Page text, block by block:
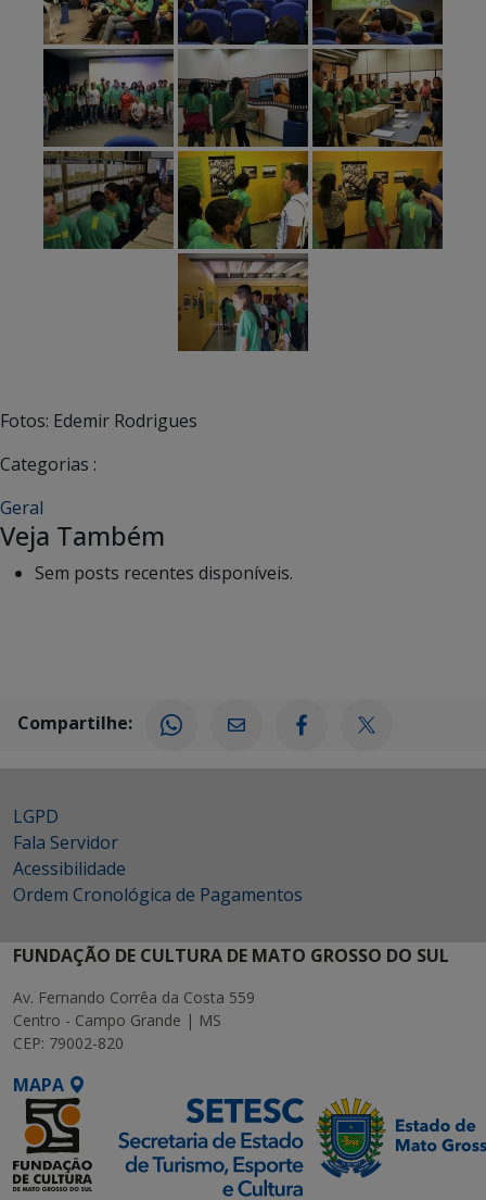
Fotos: Edemir Rodrigues
Categorias :
Geral
Veja Também
Sem posts recentes disponíveis.
Compartilhe:
LGPD
Fala Servidor
Acessibilidade
Ordem Cronológica de Pagamentos
FUNDAÇÃO DE CULTURA DE MATO GROSSO DO SUL
Av. Fernando Corrêa da Costa 559
Centro - Campo Grande | MS
CEP: 79002-820
MAPA